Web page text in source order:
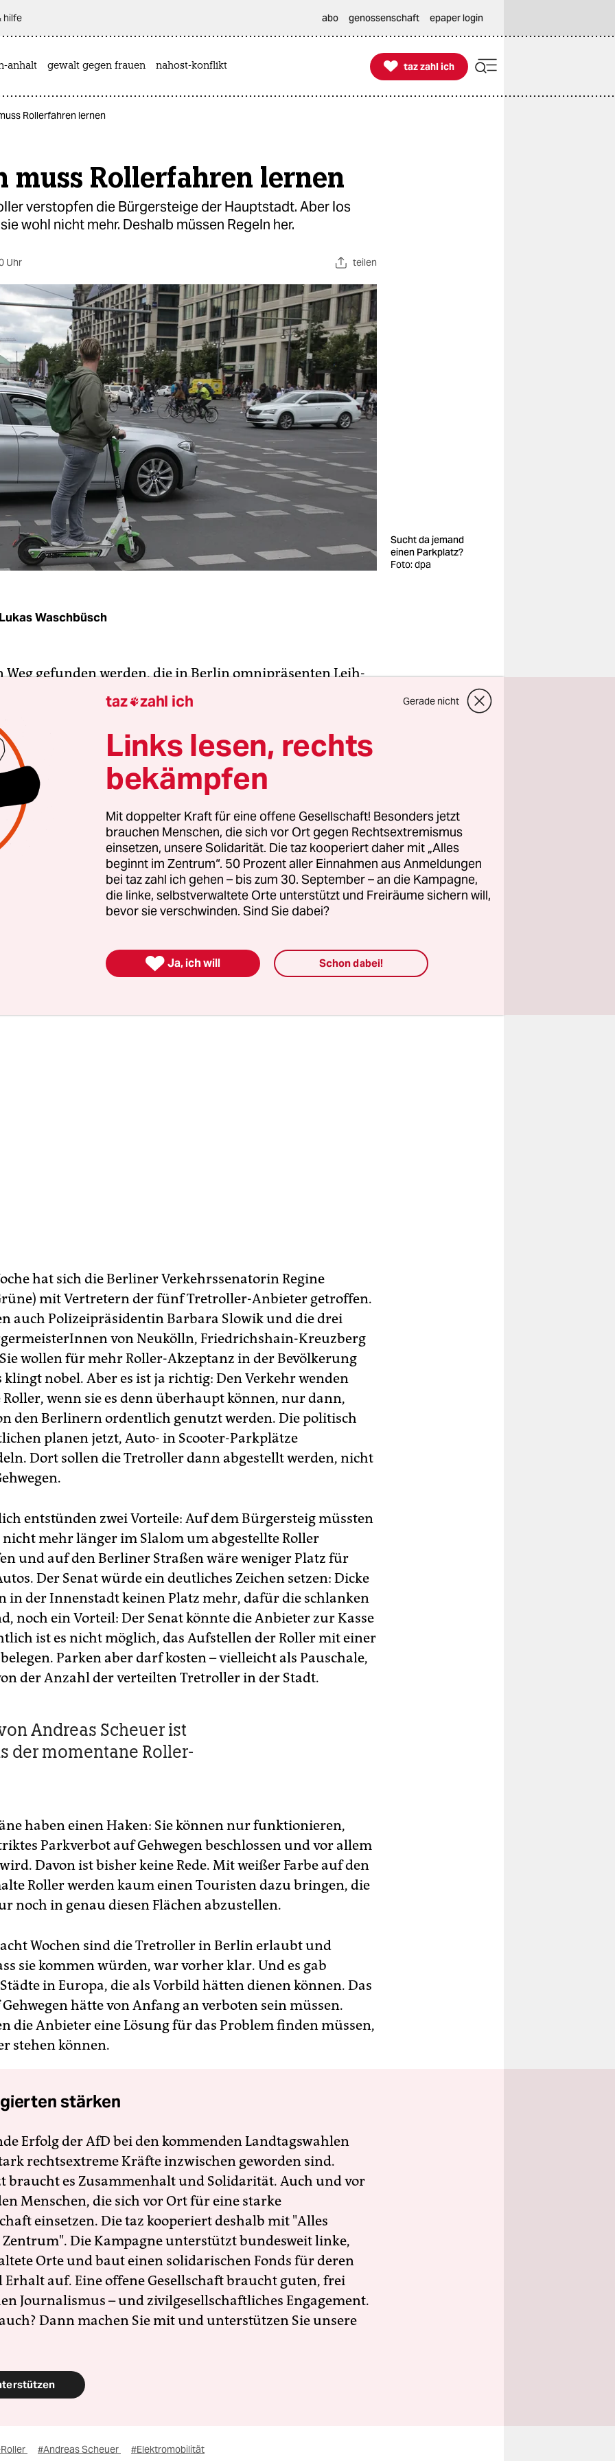
hilfe abo genossenschaft epaper login
anhalt gewalt gegen frauen nahost-konflikt 
taz zahl ich
taz zahl ich
Rollerfahren lernen
muss Rollerfahren lernen
verstopfen die Bürgersteige der Hauptstadt. Aber los
wohl nicht mehr. Deshalb müssen Regeln her.
Uhr teilen
Sucht da jemand
einen Parkplatz?
Foto: dpa
Lukas Waschbüsch
Weg gefunden werden, die in Berlin omnipräsenten Leih-
geordnet zu nutzen – verschwinden werden sie nämlich
mehr. Mehrere tausend E-Tretroller sind inzwischen
stationiert, von fünf verschiedenen Anbietern. Die wollen
Geld verdienen und fluten die Straßen geradezu
grünen und roten Rollermodellen. Das dürfen
Andreas Scheuer (CSU) meint, mit den
man Autos aus den Städten verdrängen – eine gewagte
der er sich in naher Zukunft aber sicher nicht abbringen
Das Ego des Bayern ist größer als der momentane Roller-
stehen vor allem in der Gegend herum, auf Gehwegen
Aber sie sind eben auch Teil einer Bundes­strategie mit
Verkehrswende. Dass sie Fußgänger stören und oft zur
hat sich die Berliner Verkehrssenatorin Regine
mit Vertretern der fünf Tretroller-Anbieter getroffen.
auch Polizeipräsidentin Barbara Slowik und die drei
von Neukölln, Friedrichshain-Kreuzberg
wollen für mehr Roller-Akzeptanz in der Bevölkerung
klingt nobel. Aber es ist ja richtig: Den Verkehr wenden
wenn sie es denn überhaupt können, nur dann,
den Berlinern ordentlich genutzt werden. Die politisch
planen jetzt, Auto- in Scooter-Parkplätze
Dort sollen die Tretroller dann abgestellt werden, nicht
entstünden zwei Vorteile: Auf dem Bürgersteig müssten
mehr länger im Slalom um abgestellte Roller
und auf den Berliner Straßen wäre weniger Platz für
Der Senat würde ein deutliches Zeichen setzen: Dicke
in der Innenstadt keinen Platz mehr, dafür die schlanken
noch ein Vorteil: Der Senat könnte die Anbieter zur Kasse
ist es nicht möglich, das Aufstellen der Roller mit einer
Parken aber darf kosten – vielleicht als Pauschale,
der Anzahl der verteilten Tretroller in der Stadt.
Andreas Scheuer ist
der momentane Roller-
haben einen Haken: Sie können nur funktionieren,
Parkverbot auf Gehwegen beschlossen und vor allem
Davon ist bisher keine Rede. Mit weißer Farbe auf den
Roller werden kaum einen Touristen dazu bringen, die
noch in genau diesen Flächen abzustellen.
Wochen sind die Tretroller in Berlin erlaubt und
sie kommen würden, war vorher klar. Und es gab
in Europa, die als Vorbild hätten dienen können. Das
hätte von Anfang an verboten sein müssen.
die Anbieter eine Lösung für das Problem finden müssen,
stehen können.
stärken
Erfolg der AfD bei den kommenden Landtagswahlen
rechtsextreme Kräfte inzwischen geworden sind.
braucht es Zusammenhalt und Solidarität. Auch und vor
Menschen, die sich vor Ort für eine starke
einsetzen. Die taz kooperiert deshalb mit "Alles
Die Kampagne unterstützt bundesweit linke,
Orte und baut einen solidarischen Fonds für deren
Erhalt auf. Eine offene Gesellschaft braucht guten, frei
Journalismus – und zivilgesellschaftliches Engagement.
Dann machen Sie mit und unterstützen Sie unsere
#Andreas Scheuer #Elektromobilität
taz zahl ich Gerade nicht
Links lesen, rechts
bekämpfen
Mit doppelter Kraft für eine offene Gesellschaft! Besonders jetzt
brauchen Menschen, die sich vor Ort gegen Rechtsextremismus
einsetzen, unsere Solidarität. Die taz kooperiert daher mit „Alles
beginnt im Zentrum“. 50 Prozent aller Einnahmen aus Anmeldungen
bei taz zahl ich gehen – bis zum 30. September – an die Kampagne,
die linke, selbstverwaltete Orte unterstützt und Freiräume sichern will,
bevor sie verschwinden. Sind Sie dabei?
 Ja, ich will Schon dabei!